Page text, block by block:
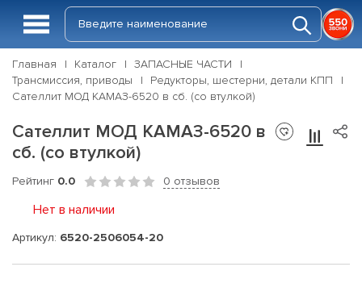
Главная Каталог
ЗАПАСНЫЕ ЧАСТИ
Трансмиссия, приводы
Редукторы, шестерни, детали КПП
Сателлит МОД КАМАЗ-6520 в сб. (со втулкой)
Сателлит МОД КАМАЗ-6520 в
сб. (со втулкой)
Рейтинг 0.0 0 отзывов
Нет в наличии
Артикул: 6520-2506054-20